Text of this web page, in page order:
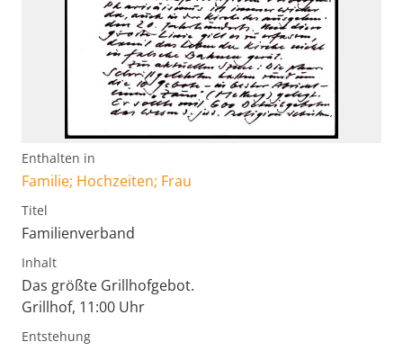
Enthalten in
Familie; Hochzeiten; Frau
Titel
Familienverband
Inhalt
Das größte Grillhofgebot.
Grillhof, 11:00 Uhr
Entstehung